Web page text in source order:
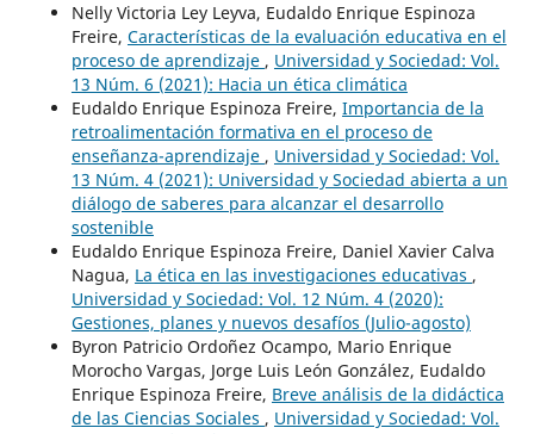
Nelly Victoria Ley Leyva, Eudaldo Enrique Espinoza
Freire, Características de la evaluación educativa en el
proceso de aprendizaje , Universidad y Sociedad: Vol.
13 Núm. 6 (2021): Hacia un ética climática
Eudaldo Enrique Espinoza Freire, Importancia de la
retroalimentación formativa en el proceso de
enseñanza-aprendizaje , Universidad y Sociedad: Vol.
13 Núm. 4 (2021): Universidad y Sociedad abierta a un
diálogo de saberes para alcanzar el desarrollo
sostenible
Eudaldo Enrique Espinoza Freire, Daniel Xavier Calva
Nagua, La ética en las investigaciones educativas ,
Universidad y Sociedad: Vol. 12 Núm. 4 (2020):
Gestiones, planes y nuevos desafíos (Julio-agosto)
Byron Patricio Ordoñez Ocampo, Mario Enrique
Morocho Vargas, Jorge Luis León González, Eudaldo
Enrique Espinoza Freire, Breve análisis de la didáctica
de las Ciencias Sociales , Universidad y Sociedad: Vol.